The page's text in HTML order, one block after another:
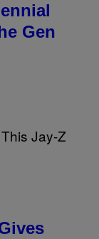
Gen